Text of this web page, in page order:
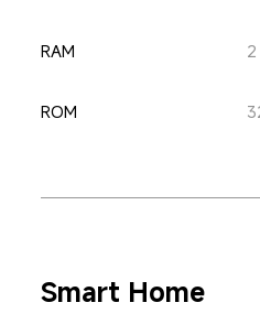
RAM
ROM
Smart Home